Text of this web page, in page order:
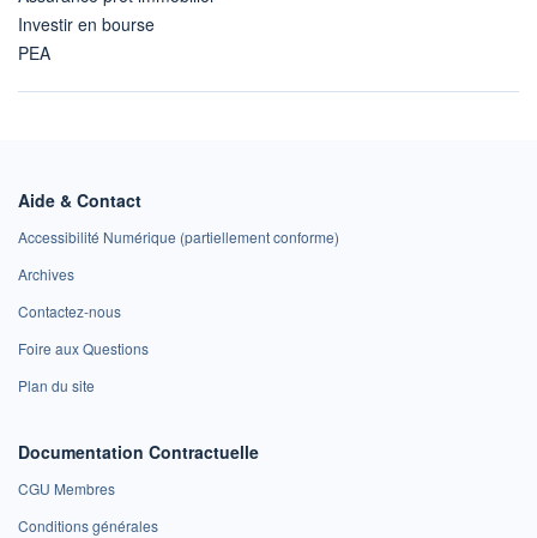
Investir en bourse
PEA
Aide & Contact
Accessibilité Numérique (partiellement conforme)
Archives
Contactez-nous
Foire aux Questions
Plan du site
Documentation Contractuelle
CGU Membres
Conditions générales